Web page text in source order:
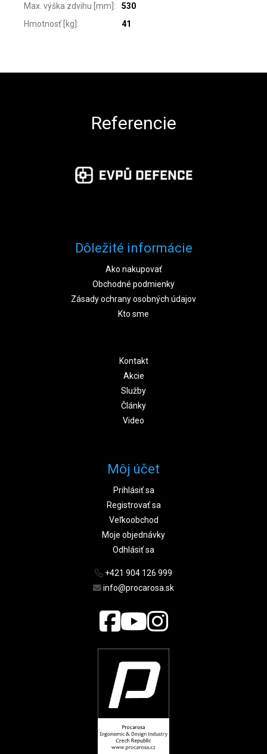
Max. výška zdvihu [mm] :
530
Hmotnosť [kg] : 41
Referencie
Dôležité informácie
Ako nakupovať
Obchodné podmienky
Zásady ochrany osobných údajov
Kto sme
Kontakt
Akcie
Služby
Články
Video
Môj účet
Prihlásiť sa
Registrovať sa
Veľkoobchod
Moje objednávky
Odhlásiť sa
+421 904 126 999
info@procarosa.sk